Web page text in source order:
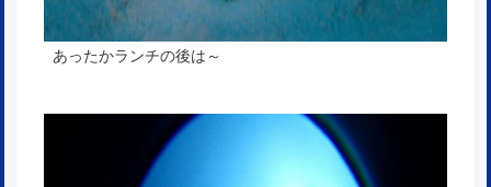
あったかランチの後は～